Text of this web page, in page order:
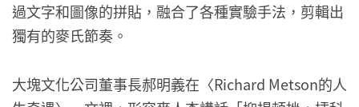
過文字和圖像的拼貼，融合了各種實驗手法，剪輯出
獨有的麥氏節奏。
大塊文化公司董事長郝明義在〈Richard Metson的人